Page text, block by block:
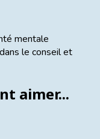
mentale
le conseil et
aimer...